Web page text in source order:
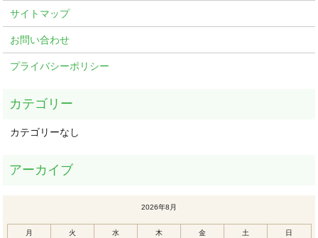
サイトマップ
お問い合わせ
プライバシーポリシー
カテゴリーなし
2026年8月
月 火 水 木 金 土 日